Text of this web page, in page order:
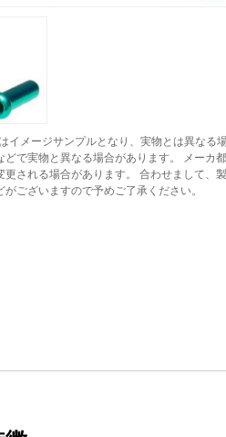
イメージサンプルとなり、実物とは異なる
どで実物と異なる場合があります。 メーカ
更される場合があります。 合わせまして、
がございますので予めご了承ください。